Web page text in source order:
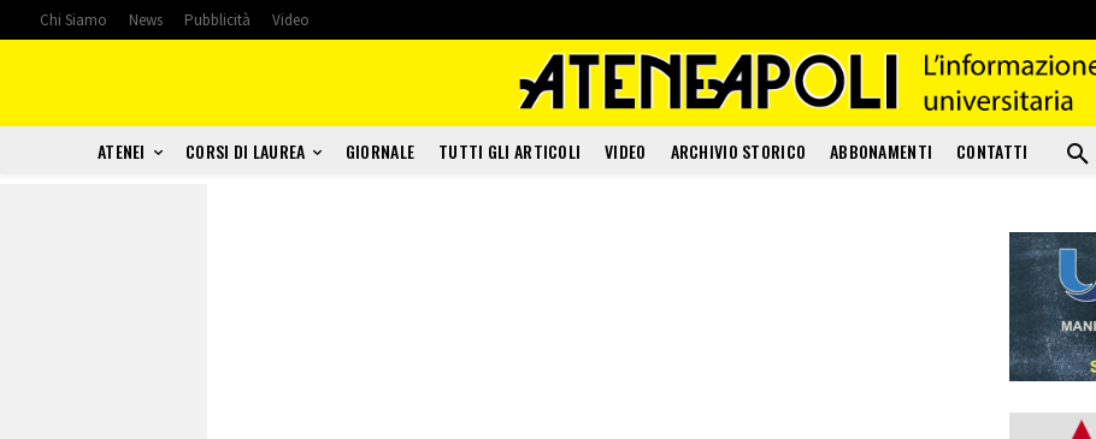
Chi Siamo News Pubblicità Video
ATENEI CORSI DI LAUREA GIORNALE TUTTI GLI ARTICOLI VIDEO ARCHIVIO STORICO ABBONAMENTI CONTATTI